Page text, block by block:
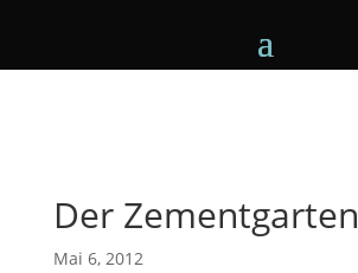
Der Zementgarten
Mai 6, 2012